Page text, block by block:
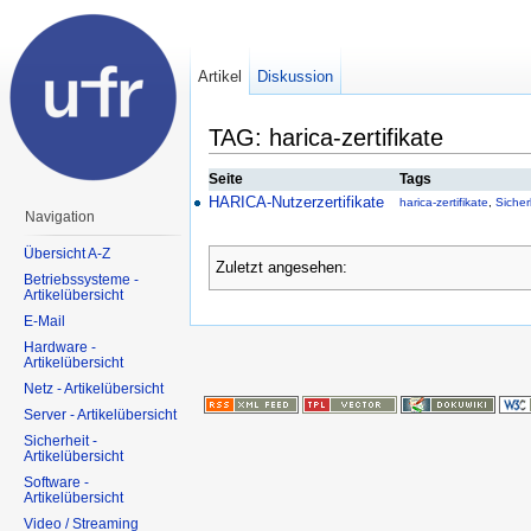
TAG: harica-zertifikate
Seite Tags
HARICA-Nutzerzertifikate harica-zertifikate
Zuletzt angesehen:
Artikel Diskussion
Navigation
Übersicht A-Z
Betriebssysteme -
Artikelübersicht
E-Mail
Hardware -
Artikelübersicht
Netz - Artikelübersicht
Server - Artikelübersicht
Sicherheit -
Artikelübersicht
Software -
Artikelübersicht
Video / Streaming